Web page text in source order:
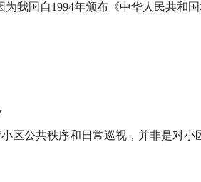
我国自1994年颁布《中华人民共和
区公共秩序和日常巡视，并非是对小